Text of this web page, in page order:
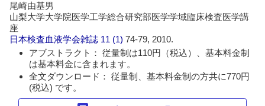
尾崎由基男
山梨大学大学院医学工学総合研究部医学学域臨床検査医学講
座
日本検査血液学会雑誌 11 (1)74-79, 2010.
アブストラクト： 従量制は110円（税込）、基本料金制
は基本料金に含まれます。
全文ダウンロード： 従量制、基本料金制の方共に770円
(税込) です。